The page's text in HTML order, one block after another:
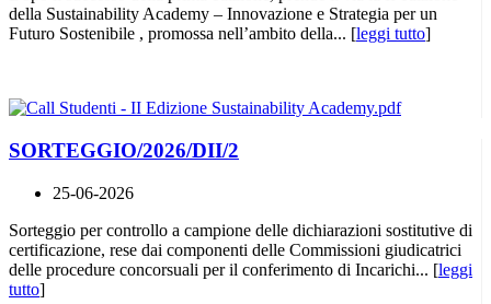
della Sustainability Academy – Innovazione e Strategia per un
Futuro Sostenibile , promossa nell’ambito della... [leggi tutto]
SORTEGGIO/2026/DII/2
25-06-2026
Sorteggio per controllo a campione delle dichiarazioni sostitutive di
certificazione, rese dai componenti delle Commissioni giudicatrici
delle procedure concorsuali per il conferimento di Incarichi... [leggi
tutto]